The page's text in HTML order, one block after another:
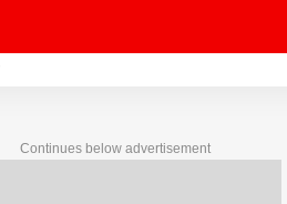
Continues below advertisement